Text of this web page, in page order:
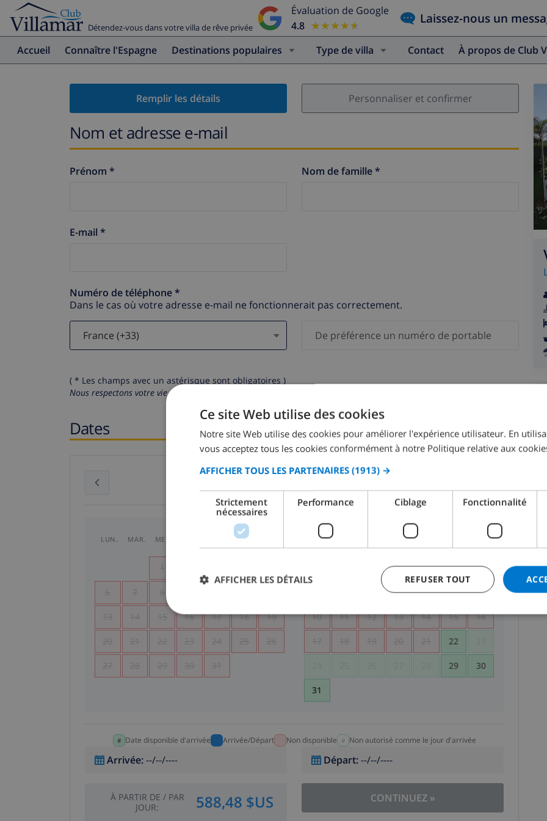
Détendez-vous dans votre villa de rêve privée
Évaluation de Google
4.8 ★★★★★
★★★★★ Laissez-nous un
Accueil Connaître l'Espagne Destinations populaires Type de villa Contact À propos de Club
Remplir les détails Personnaliser et confirmer
Nom et adresse e-mail
Prénom * Nom de famille *
E-mail *
Numéro de téléphone *
Dans le cas où votre adresse e-mail ne fonctionnerait pas correctement.
( * Les champs avec un astérisque sont obligatoires )
Nous respectons votre vie privée.
Dates
LUN. MAR. MER. SAM.
1
6 7 8
13 14 15 16 17 18 19
20 21 22 23 24 25 26
27 28 29 30 31
LUN. JEU. DIM.
1 2
6 7 8 9
10 11 12 13 14 15 16
17 18 19 20 21 22
29 30
31
Date disponible d'arrivée Arrivée/Départ Non disponible Non autorisé comme le jour d'arrivée
Arrivée:--/--/---- Départ:--/--/----
À PARTIR DE / PAR
JOUR: 588,48 $US CONTINUEZ»
Ce site Web utilise des cookies
Notre site Web utilise des cookies pour améliorer l'expérience utilisateur. En
vous acceptez tous les cookies conformément à notre Politique relative aux
AFFICHER TOUS LES PARTENAIRES (1913) →
Strictement
nécessaires
Performance Ciblage Fonctionnalité
REFUSER TOUT
AFFICHER LES DÉTAILS